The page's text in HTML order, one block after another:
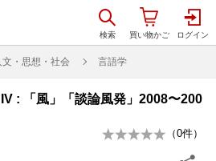
文・思想・社会 言語学
: 「風」「談論風発」2008〜200
（0件）